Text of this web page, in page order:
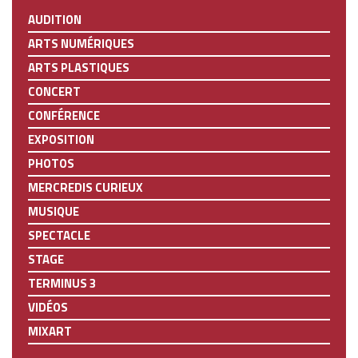
AUDITION
ARTS NUMÉRIQUES
ARTS PLASTIQUES
CONCERT
CONFÉRENCE
EXPOSITION
PHOTOS
MERCREDIS CURIEUX
MUSIQUE
SPECTACLE
STAGE
TERMINUS 3
VIDÉOS
MIXART